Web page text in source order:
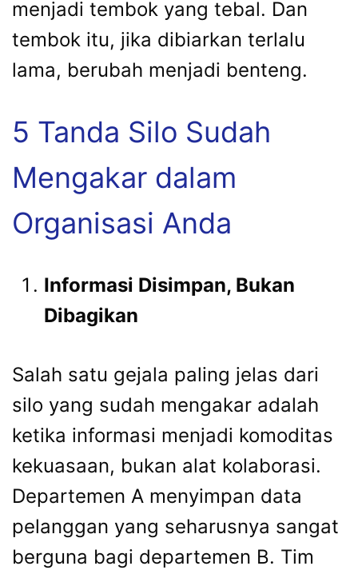
menjadi tembok yang tebal. Dan
tembok itu, jika dibiarkan terlalu
lama, berubah menjadi benteng.
5 Tanda Silo Sudah
Mengakar dalam
Organisasi Anda
Informasi Disimpan, Bukan
Dibagikan
Salah satu gejala paling jelas dari
silo yang sudah mengakar adalah
ketika informasi menjadi komoditas
kekuasaan, bukan alat kolaborasi.
Departemen A menyimpan data
pelanggan yang seharusnya sangat
berguna bagi departemen B. Tim